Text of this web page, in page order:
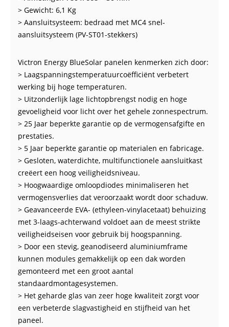
> Gewicht: 6,1 Kg
> Aansluitsysteem: bedraad met MC4 snel-
aansluitsysteem (PV-ST01-stekkers)
Victron Energy BlueSolar panelen kenmerken zich door:
> Laagspanningstemperatuurcoëfficiënt verbetert
werking bij hoge temperaturen.
> Uitzonderlijk lage lichtopbrengst nodig en hoge
gevoeligheid voor licht over het gehele zonnespectrum.
> 25 Jaar beperkte garantie op de vermogensafgifte en
prestaties.
> 5 Jaar beperkte garantie op materialen en fabricage.
> Gesloten, waterdichte, multifunctionele aansluitkast
creëert een hoog veiligheidsniveau.
> Hoogwaardige omloopdiodes minimaliseren het
vermogensverlies dat veroorzaakt wordt door schaduw.
> Geavanceerde EVA- (ethyleen-vinylacetaat) behuizing
met 3-laags-achterwand voldoet aan de meest strikte
veiligheidseisen voor gebruik bij hoogspanning.
> Door een stevig, geanodiseerd aluminiumframe
kunnen modules gemakkelijk op een dak worden
gemonteerd met een groot aantal
standaardmontagesystemen.
> Het geharde glas van zeer hoge kwaliteit zorgt voor
een verbeterde slagvastigheid en stijfheid van het
paneel.